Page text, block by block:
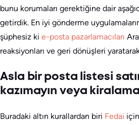
bunu korumaları gerektiğine dair
getirdik. En iyi gönderme
şüphesiz ki e-posta pazarlamacıları
reaksiyonları ve geri dönüşleri
Asla bir posta listesi
kazımayın veya
Buradaki altın kurallardan biri Fedai